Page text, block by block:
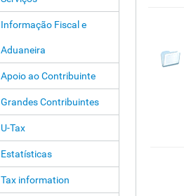
Informação Fiscal e
Aduaneira
Apoio ao Contribuinte
Grandes Contribuintes
U-Tax
Estatísticas
Tax information